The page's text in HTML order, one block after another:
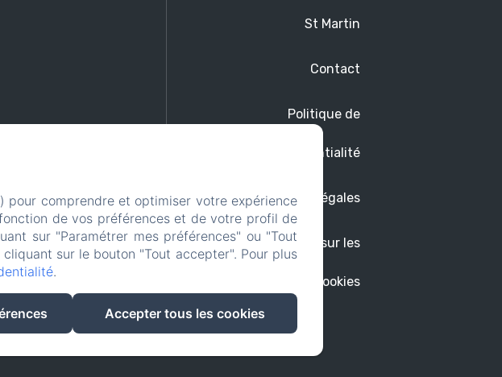
St Martin
Contact
Politique de
confidentialité
Informations légales
Informations sur les
cookies
comprendre et optimiser votre expérience
de vos préférences et de votre profil de
sur "Paramétrer mes préférences" ou "Tout
sur le bouton "Tout accepter". Pour plus
.
Accepter tous les cookies